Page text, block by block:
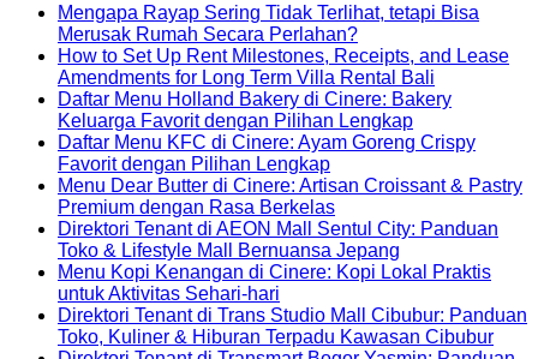
Mengapa Rayap Sering Tidak Terlihat, tetapi Bisa
Merusak Rumah Secara Perlahan?No
Comments
on
Mengapa
Rayap
Sering
Terlihat,
Bisa
Merusak
Rumah
Perlahan?
How to Set Up Rent Milestones, Receipts, and Lease
Amendments for Long Term Villa Rental Bali
Comments
How
Set
Rent
Receipts,
Lease
Daftar Menu Holland Bakery di Cinere: Bakery
Keluarga Favorit dengan Pilihan LengkapNo
Comments
Daftar
Holland
di
Bakery
Keluarga
Daftar Menu KFC di Cinere: Ayam Goreng Crispy
Favorit dengan Pilihan LengkapNo
Comments
on
Daftar
Menu
KFC
Cinere:
Ayam
Menu Dear Butter di Cinere: Artisan Croissant & Pastry
Premium dengan Rasa BerkelasNo
Comments
on
Menu
Butter
di
Direktori Tenant di AEON Mall Sentul City: Panduan
Toko & Lifestyle Mall Bernuansa Jepang
Comments
Direktori
Tenant
Menu Kopi Kenangan di Cinere: Kopi Lokal Praktis
untuk Aktivitas Sehari-hari
Comments
on
Direktori Tenant di Trans Studio Mall Cibubur: Panduan
Toko, Kuliner & Hiburan Terpadu Kawasan CibuburNo